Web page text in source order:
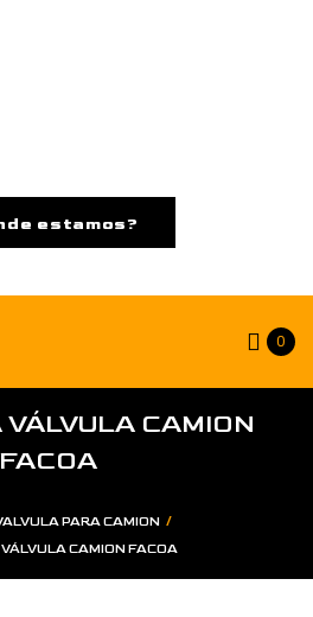
estamos?
0
CAMION
FACOA
PARA CAMION /
CAMION FACOA